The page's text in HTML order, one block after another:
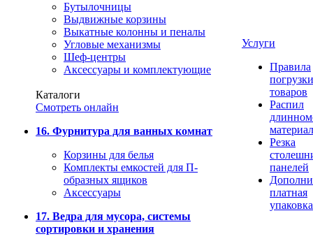
Бутылочницы
Выдвижные корзины
Выкатные колонны и пеналы
Угловые механизмы
Шеф-центры
Аксессуары и комплектующие
Каталоги
Смотреть онлайн
16. Фурнитура для ванных комнат
Корзины для белья
Комплекты емкостей для П-
образных ящиков
Аксессуары
17. Ведра для мусора, системы
сортировки и хранения
Услуги
Правила
погрузки
товаров
Распил
Резка
панелей
платная
упаковка